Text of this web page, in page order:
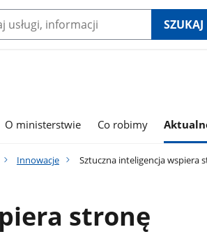
SZUKAJ
O ministerstwie Co robimy
Innowacje Sztuczna inteligencja wspiera
stronę